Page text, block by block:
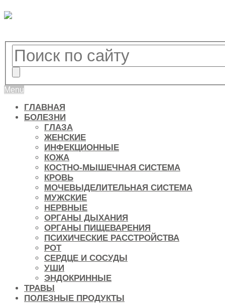
Menu
ГЛАВНАЯ
БОЛЕЗНИ
ГЛАЗА
ЖЕНСКИЕ
ИНФЕКЦИОННЫЕ
КОЖА
КОСТНО-МЫШЕЧНАЯ СИСТЕМА
КРОВЬ
МОЧЕВЫДЕЛИТЕЛЬНАЯ СИСТЕМА
МУЖСКИЕ
НЕРВНЫЕ
ОРГАНЫ ДЫХАНИЯ
ОРГАНЫ ПИЩЕВАРЕНИЯ
ПСИХИЧЕСКИЕ РАССТРОЙСТВА
РОТ
СЕРДЦЕ И СОСУДЫ
УШИ
ЭНДОКРИННЫЕ
ТРАВЫ
ПОЛЕЗНЫЕ ПРОДУКТЫ